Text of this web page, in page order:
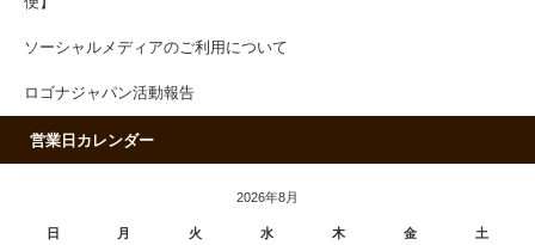
ソーシャルメディアのご利用について
ロゴナジャパン活動報告
営業日カレンダー
2026年8月
日 月 火 水 木 金 土